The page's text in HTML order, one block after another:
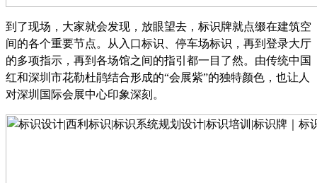
到了现场，大家就会发现，放眼望去，标识牌就点缀在建筑空
间的各个重要节点。从入口标识、停车场标识，再到登录大厅
的多项指示，再到各场馆之间的指引都一目了然。由传统中国
红和深圳市花勒杜鹃结合形成的“会展紫”的独特颜色，也让人
对深圳国际会展中心印象深刻。